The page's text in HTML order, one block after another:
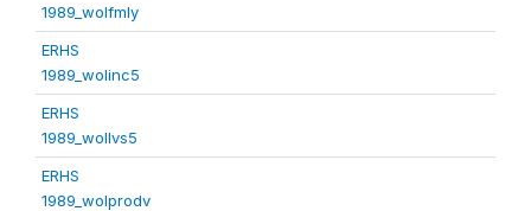
1989_wolfmly
ERHS
1989_wolinc5
ERHS
1989_wollvs5
ERHS
1989_wolprodv